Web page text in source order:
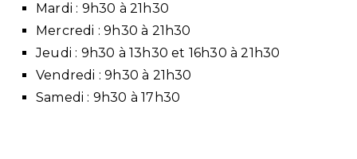
Mardi : 9h30 à 21h30
Mercredi : 9h30 à 21h30
Jeudi : 9h30 à 13h30 et 16h30 à 21h30
Vendredi : 9h30 à 21h30
Samedi : 9h30 à 17h30